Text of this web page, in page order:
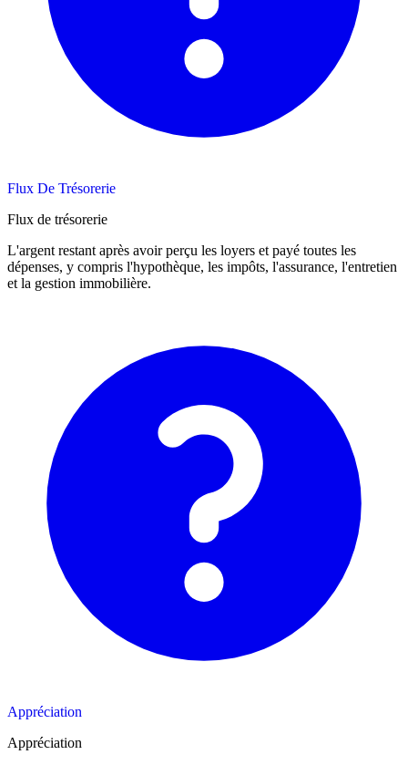
Flux De Trésorerie
Flux de trésorerie
L'argent restant après avoir perçu les loyers et payé toutes les
dépenses, y compris l'hypothèque, les impôts, l'assurance, l'entretien
et la gestion immobilière.
Appréciation
Appréciation